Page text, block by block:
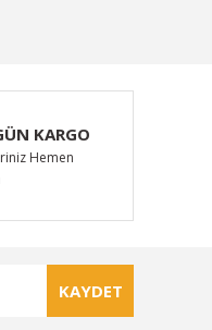
KARGO
Hemen
KAYDET